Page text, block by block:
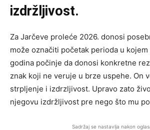
izdržljivost.
Za Jarčeve proleće 2026. donosi
može označiti početak perioda u
godina počinje da donosi konkretne
znak koji ne veruje u brze uspehe. On
strpljenje i izdrzljivost. Upravo zato
njegovu izdržljivost pre nego što mu
Sadržaj se nastavlja nakon